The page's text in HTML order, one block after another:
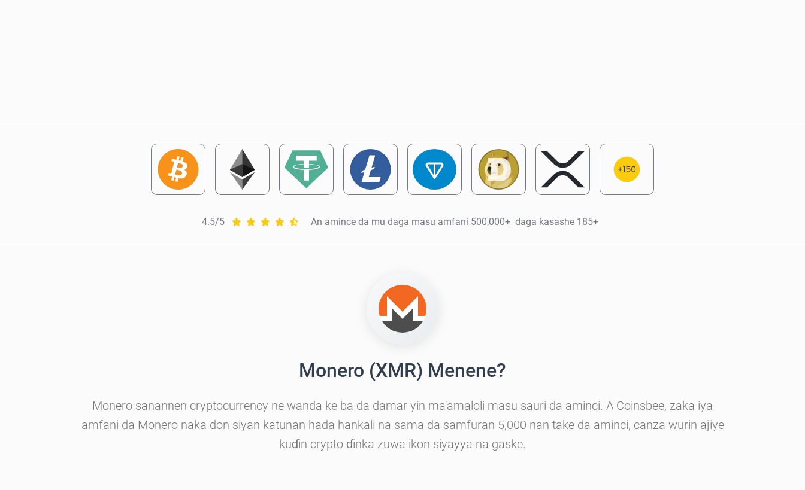
4.5/5 An amince da mu daga masu amfani 500,000+ daga ƙasashe 185+
Monero (XMR) Menene?
Monero sanannen cryptocurrency ne wanda ke ba da damar yin ma'amaloli masu sauri da aminci. A Coinsbee, zaka iya
amfani da Monero naka don siyan katunan hada hankali na sama da samfuran 5,000 nan take da aminci, canza wurin ajiye
kuɗin crypto ɗinka zuwa ikon siyayya na gaske.